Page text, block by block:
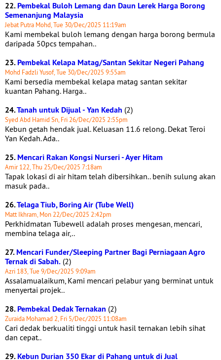
22.Pembekal Buloh Lemang dan Daun Lerek Harga Borong
Semenanjung Malaysia
Jebat Putra Mohd, Tue 30/Dec/2025 11:19am
Kami membekal buloh lemang dengan harga borong bermula
daripada 50pcs tempahan..
23.Pembekal Kelapa Matag/Santan Sekitar Negeri Pahang
Mohd Fadzli Yusof, Tue 30/Dec/2025 9:55am
Kami bersedia membekal kelapa matag santan sekitar
kuantan Pahang. Harga..
24.Tanah untuk Dijual - Yan Kedah (2)
Syed Abd Hamid Sn, Fri 26/Dec/2025 2:55pm
Kebun getah hendak jual. Keluasan 11.6 relong. Dekat Teroi
Yan Kedah. Ada..
25.Mencari Rakan Kongsi Nurseri - Ayer Hitam
Amir 122, Thu 25/Dec/2025 7:18am
Tapak lokasi di air hitam telah dibersihkan.. benih sulung akan
masuk pada..
26.Telaga Tiub, Boring Air (Tube Well)
Matt Ikhram, Mon 22/Dec/2025 2:42pm
Perkhidmatan Tubewell adalah proses mengesan, mencari,
membina telaga air,..
27.Mencari Funder/Sleeping Partner Bagi Perniagaan Agro
Ternak di Sabah. (2)
Azri 183, Tue 9/Dec/2025 9:09am
Assalamualaikum, Kami mencari pelabur yang berminat untuk
menyertai projek..
28.Pembekal Dedak Ternakan (2)
Zuraida Mohamad 2, Fri 5/Dec/2025 11:08am
Cari dedak berkualiti tinggi untuk hasil ternakan lebih sihat
dan cepat..
29.Kebun Durian 350 Ekar di Pahang untuk di Jual